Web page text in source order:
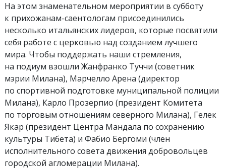
На этом знаменательном мероприятии в субботу
к прихожанам-саентологам присоединились
несколько итальянских лидеров, которые посвятили
себя работе с церковью над созданием лучшего
мира. Чтобы поддержать наши стремления,
на подиум взошли Жанфранко Туччи (советник
мэрии Милана), Марчелло Арена (директор
по спортивной подготовке муниципальной полиции
Милана), Карло Прозерпио (президент Комитета
по торговым отношениям северного Милана), Гелек
Якар (президент Центра Мандала по сохранению
культуры Тибета) и Фабио Бергоми (член
исполнительного совета движения добровольцев
городской агломерации Милана).